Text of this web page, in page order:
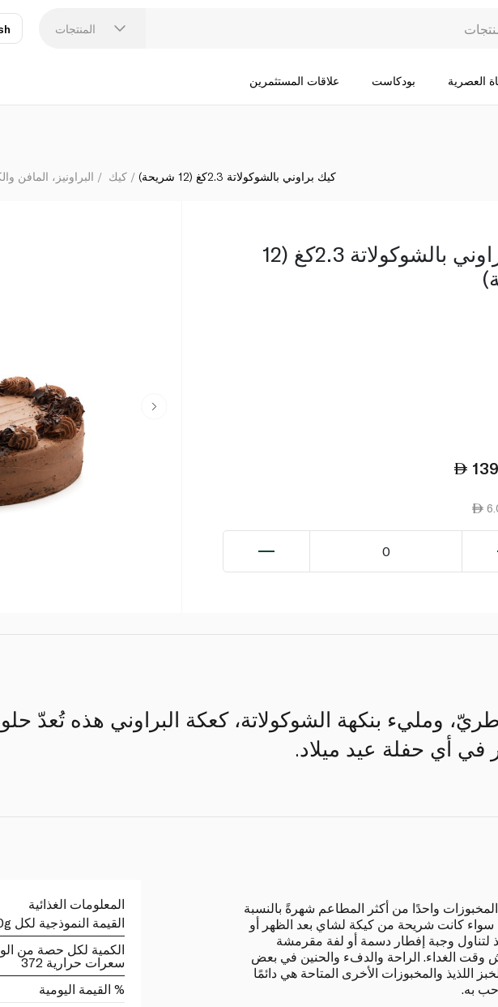
المنتجات
العصرية بودكاست علاقات المستثمرين
البراونيز، المافن كيك كيك براوني بالشوكولاتة 2.3كغ (12 شريحة)
كيك براوني بالشوكولاتة 2.3كغ (12
0
ومليء بنكهة الشوكولاتة، كعكة البراوني هذه تُعدّ
في أي حفلة عيد ميلاد.
واحدًا من أكثر المطاعم شهرةً بالنسبة
كانت شريحة من كيكة لشاي بعد الظهر أو
لتناول وجبة إفطار دسمة أو لفة مقرمشة
وقت الغداء. الراحة والدفء والحنين في بعض
اللذيذ والمخبوزات الأخرى المتاحة هي دائمًا
به.
المعلومات الغذائية
القيمة النموذجية لكل 100g
الكمية لكل حصة من
سعرات حرارية 372
% القيمة اليومية